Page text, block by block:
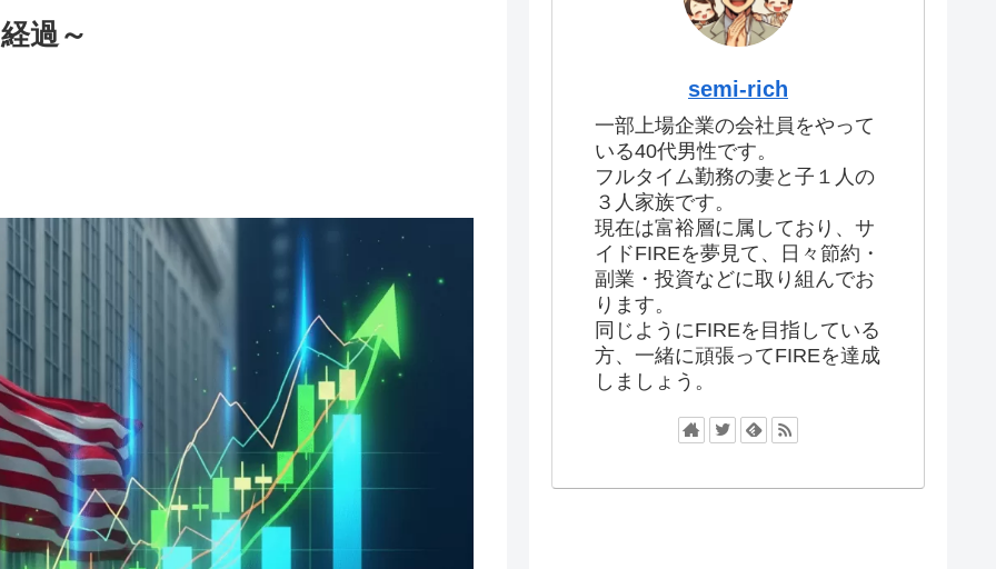
過～
semi-rich
一部上場企業の会社員をやって
いる40代男性です。
フルタイム勤務の妻と子１人の
３人家族です。
現在は富裕層に属しており、サ
イドFIREを夢見て、日々節約・
副業・投資などに取り組んでお
ります。
同じようにFIREを目指している
方、一緒に頑張ってFIREを達成
しましょう。